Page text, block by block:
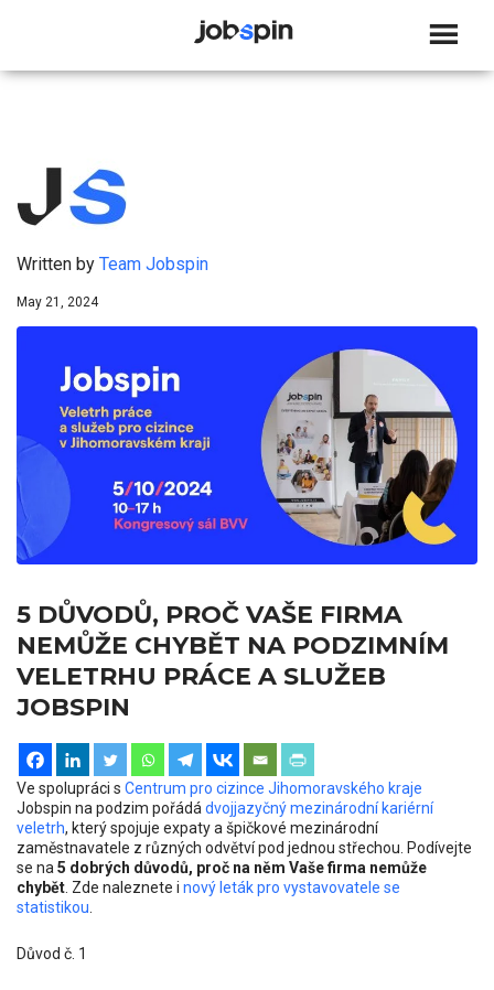
Written by Team Jobspin
May 21, 2024
5 DŮVODŮ, PROČ VAŠE FIRMA
NEMŮŽE CHYBĚT NA PODZIMNÍM
VELETRHU PRÁCE A SLUŽEB
JOBSPIN
Ve spolupráci s Centrum pro cizince Jihomoravského kraje
Jobspin na podzim pořádádvojjazyčný mezinárodní kariérní
veletrh, který spojuje expaty a špičkové mezinárodní
zaměstnavatele z různých odvětví pod jednou střechou. Podívejte
se na5 dobrých důvodů, proč na něm Vaše firma nemůže
chybět. Zde naleznete i nový leták pro vystavovatele se
statistikou.
Důvod č. 1